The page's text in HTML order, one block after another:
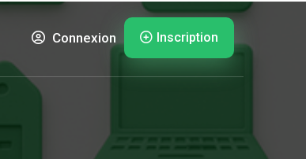
Connexion Inscription